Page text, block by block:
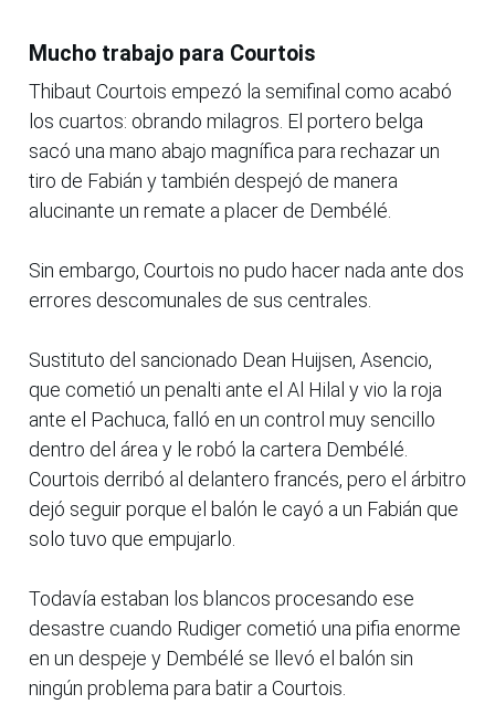
Mucho trabajo para Courtois
Thibaut Courtois empezó la semifinal como acabó
los cuartos: obrando milagros. El portero belga
sacó una mano abajo magnífica para rechazar un
tiro de Fabián y también despejó de manera
alucinante un remate a placer de Dembélé.
Sin embargo, Courtois no pudo hacer nada ante dos
errores descomunales de sus centrales.
Sustituto del sancionado Dean Huijsen, Asencio,
que cometió un penalti ante el Al Hilal y vio la roja
ante el Pachuca, falló en un control muy sencillo
dentro del área y le robó la cartera Dembélé.
Courtois derribó al delantero francés, pero el árbitro
dejó seguir porque el balón le cayó a un Fabián que
solo tuvo que empujarlo.
Todavía estaban los blancos procesando ese
desastre cuando Rudiger cometió una pifia enorme
en un despeje y Dembélé se llevó el balón sin
ningún problema para batir a Courtois.